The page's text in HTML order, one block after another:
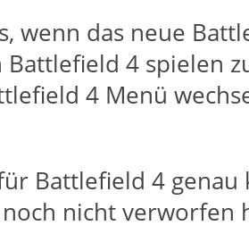
wenn das neue
4 spielen
4 Menü
Battlefield 4
nicht verworfen